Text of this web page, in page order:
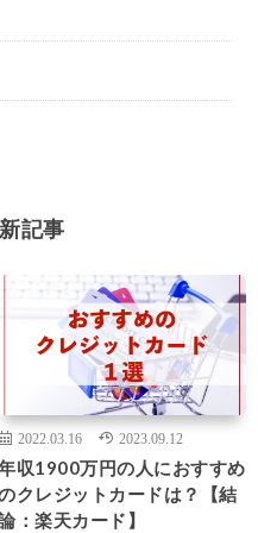
記事
2022.03.16 2023.09.12
収1900万円の人におすすめ
クレジットカードは？【結
：楽天カード】